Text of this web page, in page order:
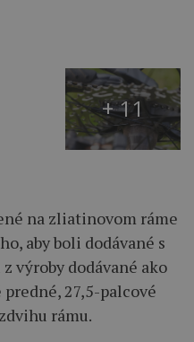
+ 11
na zliatinovom ráme
aby boli dodávané s
výroby dodávané ako
27,5-palcové
rámu.